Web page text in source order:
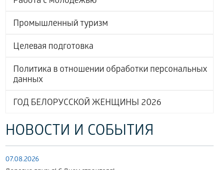
Промышленный туризм
Целевая подготовка
Политика в отношении обработки персональных
данных
ГОД БЕЛОРУССКОЙ ЖЕНЩИНЫ 2026
НОВОСТИ И СОБЫТИЯ
07.08.2026